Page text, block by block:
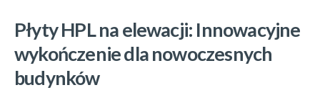
Płyty HPL na elewacji: Innowacyjne
wykończenie dla nowoczesnych
budynków